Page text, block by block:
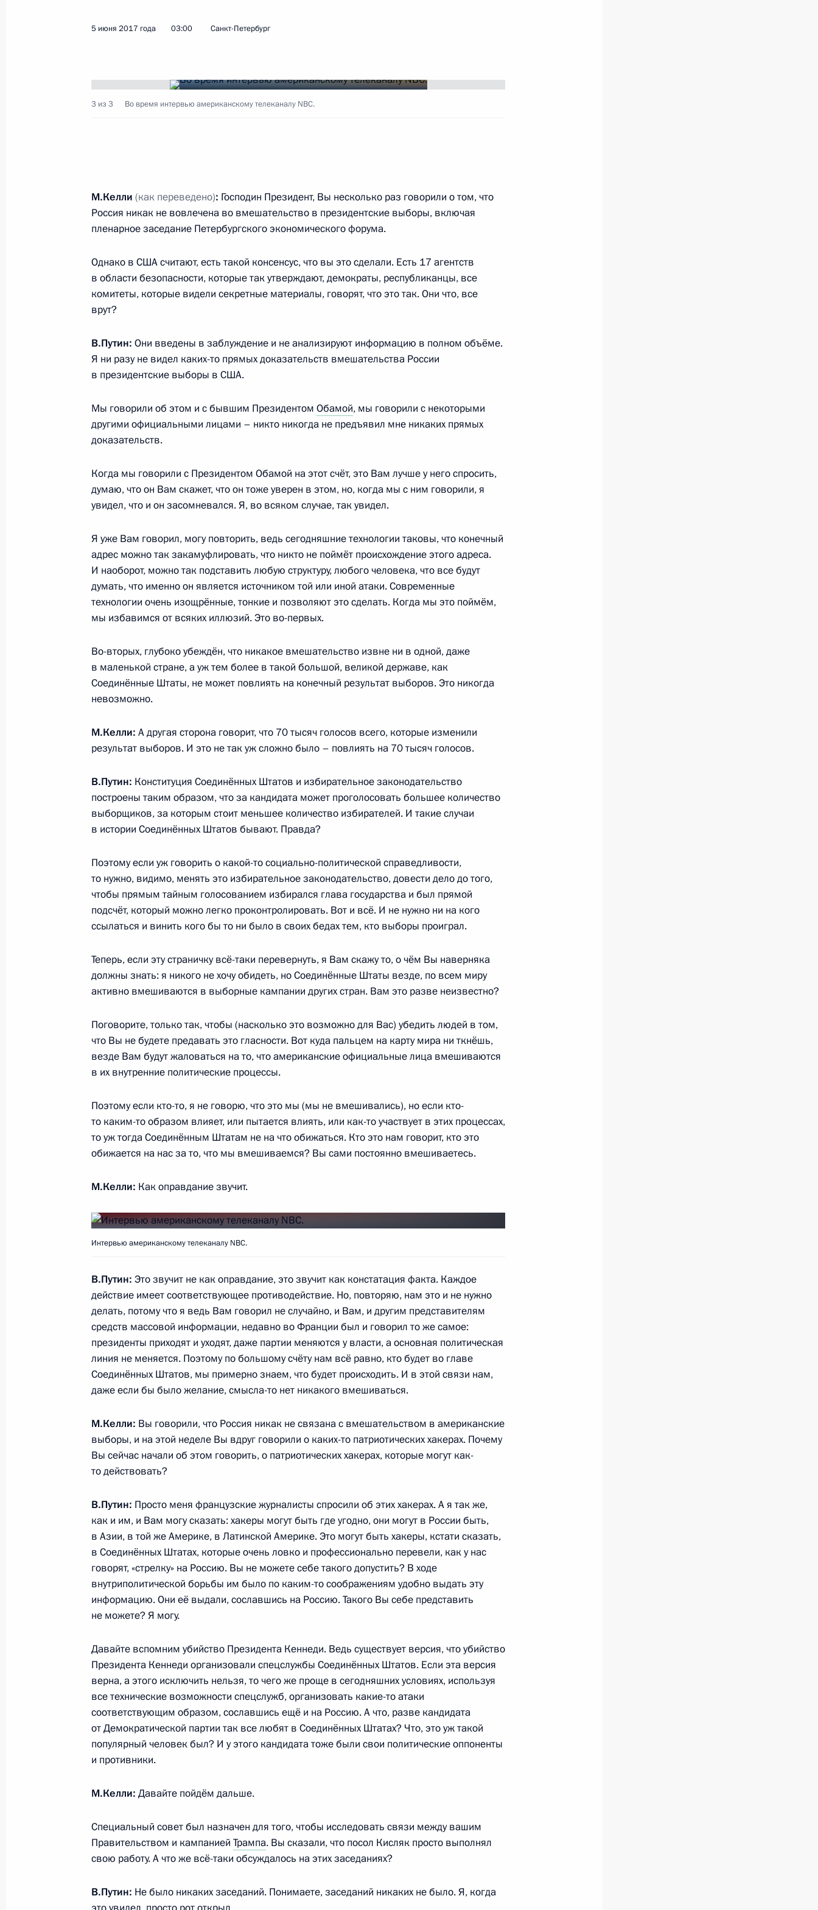
5 июня 2017 года, понедельник
Встреча с губернатором Московской области Андреем
Встреча с Секретарём Совета Безопасности Николаем
Интервью американскому телеканалу NBC 3
3 июня 2017 года, суббота
Церемония имянаречения танкера «Кристоф де Маржери»
3 июня 2017 года, 14:15 Санкт-Петербург
Вручение Государственной премии Даниилу Гранину
Санкт-Петербург
6
2 июня 2017 года, пятница
Встреча с руководителями крупнейших иностранных компаний
2 июня 2017 года, 20:30 Санкт-Петербург
Встреча с Генеральным секретарём ООН Антониу Гутеррешем
2 июня 2017 года, 20:00 Санкт-Петербург
Встреча с Федеральным канцлером Австрии Кристианом Керном
2 июня 2017 года, 18:45 Санкт-Петербург
4
Пленарное заседание Петербургского международного
экономического форума
Встреча с представителями российского и американского
бизнеса
1 июня 2017 года, четверг
Встреча с членами экспертного совета РФПИ и представителями
инвестиционного сообщества
1 июня 2017 года, 19:30 Санкт-Петербург
6
Заявления для прессы по итогам российско-индийских
переговоров
1 июня 2017 года, 19:00 Санкт-Петербург
Встреча с представителями деловых кругов России и Индии
1 июня 2017 года, 17:30 Санкт-Петербург
Встреча с Премьер-министром Индии Нарендрой Моди
1 июня 2017 года, 14:20 Санкт-Петербург
Встреча с руководителями международных информационных
агентств
31 мая 2017 года, среда
31 мая 2017 года, 19:30 Москва, Кремль
Вручение орденов «Родительская слава»
31 мая 2017 года, 17:15 Москва, Кремль
Кузнецовой
Интервью Владимира Путина французской газете Le Figaro
31 мая 2017 года, 08:00
5
Встреча с академиками Российской академии наук
30 мая 2017 года, 19:30 Москва, Кремль
4
5 июня 2017 года 03:00 Санкт-Петербург
3 из 3 Во время интервью американскому телеканалу NBC.
М.Келли (как переведено): Господин Президент, Вы несколько раз говорили о том, что
Россия никак не вовлечена во вмешательство в президентские выборы, включая
пленарное заседание Петербургского экономического форума.
Однако в США считают, есть такой консенсус, что вы это сделали. Есть 17 агентств
в области безопасности, которые так утверждают, демократы, республиканцы, все
комитеты, которые видели секретные материалы, говорят, что это так. Они что, все
врут?
В.Путин: Они введены в заблуждение и не анализируют информацию в полном объёме.
Я ни разу не видел каких-то прямых доказательств вмешательства России
в президентские выборы в США.
Мы говорили об этом и с бывшим Президентом Обамой, мы говорили с некоторыми
другими официальными лицами – никто никогда не предъявил мне никаких прямых
доказательств.
Когда мы говорили с Президентом Обамой на этот счёт, это Вам лучше у него спросить,
думаю, что он Вам скажет, что он тоже уверен в этом, но, когда мы с ним говорили, я
увидел, что и он засомневался. Я, во всяком случае, так увидел.
Я уже Вам говорил, могу повторить, ведь сегодняшние технологии таковы, что конечный
адрес можно так закамуфлировать, что никто не поймёт происхождение этого адреса.
И наоборот, можно так подставить любую структуру, любого человека, что все будут
думать, что именно он является источником той или иной атаки. Современные
технологии очень изощрённые, тонкие и позволяют это сделать. Когда мы это поймём,
мы избавимся от всяких иллюзий. Это во-первых.
Во-вторых, глубоко убеждён, что никакое вмешательство извне ни в одной, даже
в маленькой стране, а уж тем более в такой большой, великой державе, как
Соединённые Штаты, не может повлиять на конечный результат выборов. Это никогда
невозможно.
М.Келли: А другая сторона говорит, что 70 тысяч голосов всего, которые изменили
результат выборов. И это не так уж сложно было – повлиять на 70 тысяч голосов.
В.Путин: Конституция Соединённых Штатов и избирательное законодательство
построены таким образом, что за кандидата может проголосовать большее количество
выборщиков, за которым стоит меньшее количество избирателей. И такие случаи
в истории Соединённых Штатов бывают. Правда?
Поэтому если уж говорить о какой-то социально-политической справедливости,
то нужно, видимо, менять это избирательное законодательство, довести дело до того,
чтобы прямым тайным голосованием избирался глава государства и был прямой
подсчёт, который можно легко проконтролировать. Вот и всё. И не нужно ни на кого
ссылаться и винить кого бы то ни было в своих бедах тем, кто выборы проиграл.
Теперь, если эту страничку всё-таки перевернуть, я Вам скажу то, о чём Вы наверняка
должны знать: я никого не хочу обидеть, но Соединённые Штаты везде, по всем миру
активно вмешиваются в выборные кампании других стран. Вам это разве неизвестно?
Поговорите, только так, чтобы (насколько это возможно для Вас) убедить людей в том,
что Вы не будете предавать это гласности. Вот куда пальцем на карту мира ни ткнёшь,
везде Вам будут жаловаться на то, что американские официальные лица вмешиваются
в их внутренние политические процессы.
Поэтому если кто-то, я не говорю, что это мы (мы не вмешивались), но если кто-
то каким-то образом влияет, или пытается влиять, или как-то участвует в этих процессах,
то уж тогда Соединённым Штатам не на что обижаться. Кто это нам говорит, кто это
обижается на нас за то, что мы вмешиваемся? Вы сами постоянно вмешиваетесь.
М.Келли: Как оправдание звучит.
Интервью американскому телеканалу NBC.
В.Путин: Это звучит не как оправдание, это звучит как констатация факта. Каждое
действие имеет соответствующее противодействие. Но, повторяю, нам это и не нужно
делать, потому что я ведь Вам говорил не случайно, и Вам, и другим представителям
средств массовой информации, недавно во Франции был и говорил то же самое:
президенты приходят и уходят, даже партии меняются у власти, а основная политическая
линия не меняется. Поэтому по большому счёту нам всё равно, кто будет во главе
Соединённых Штатов, мы примерно знаем, что будет происходить. И в этой связи нам,
даже если бы было желание, смысла-то нет никакого вмешиваться.
М.Келли: Вы говорили, что Россия никак не связана с вмешательством в американские
выборы, и на этой неделе Вы вдруг говорили о каких-то патриотических хакерах. Почему
Вы сейчас начали об этом говорить, о патриотических хакерах, которые могут как-
то действовать?
В.Путин: Просто меня французские журналисты спросили об этих хакерах. А я так же,
как и им, и Вам могу сказать: хакеры могут быть где угодно, они могут в России быть,
в Азии, в той же Америке, в Латинской Америке. Это могут быть хакеры, кстати сказать,
в Соединённых Штатах, которые очень ловко и профессионально перевели, как у нас
говорят, «стрелку» на Россию. Вы не можете себе такого допустить? В ходе
внутриполитической борьбы им было по каким-то соображениям удобно выдать эту
информацию. Они её выдали, сославшись на Россию. Такого Вы себе представить
не можете? Я могу.
Давайте вспомним убийство Президента Кеннеди. Ведь существует версия, что убийство
Президента Кеннеди организовали спецслужбы Соединённых Штатов. Если эта версия
верна, а этого исключить нельзя, то чего же проще в сегодняшних условиях, используя
все технические возможности спецслужб, организовать какие-то атаки
соответствующим образом, сославшись ещё и на Россию. А что, разве кандидата
от Демократической партии так все любят в Соединённых Штатах? Что, это уж такой
популярный человек был? И у этого кандидата тоже были свои политические оппоненты
и противники.
М.Келли: Давайте пойдём дальше.
Специальный совет был назначен для того, чтобы исследовать связи между вашим
Правительством и кампанией Трампа. Вы сказали, что посол Кисляк просто выполнял
свою работу. А что же всё-таки обсуждалось на этих заседаниях?
В.Путин: Не было никаких заседаний. Понимаете, заседаний никаких не было. Я, когда